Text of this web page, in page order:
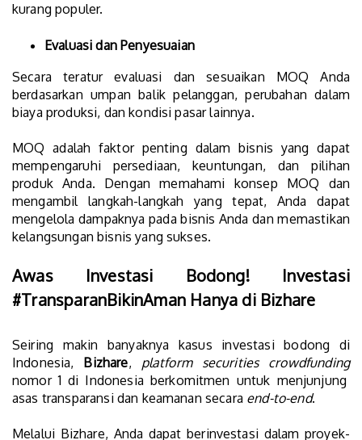
kurang populer.
Evaluasi dan Penyesuaian
Secara teratur evaluasi dan sesuaikan MOQ Anda
berdasarkan umpan balik pelanggan, perubahan dalam
biaya produksi, dan kondisi pasar lainnya.
MOQ adalah faktor penting dalam bisnis yang dapat
mempengaruhi persediaan, keuntungan, dan pilihan
produk Anda. Dengan memahami konsep MOQ dan
mengambil langkah-langkah yang tepat, Anda dapat
mengelola dampaknya pada bisnis Anda dan memastikan
kelangsungan bisnis yang sukses.
Awas Investasi Bodong! Investasi
#TransparanBikinAman Hanya di Bizhare
Seiring makin banyaknya kasus investasi bodong di
Indonesia, Bizhare, platform securities crowdfunding
nomor 1 di Indonesia berkomitmen untuk menjunjung
asas transparansi dan keamanan secara end-to-end.
Melalui Bizhare, Anda dapat berinvestasi dalam proyek-